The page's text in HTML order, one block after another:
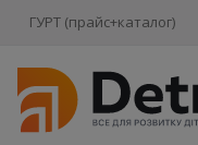
ГУРТ (прайс+каталог)